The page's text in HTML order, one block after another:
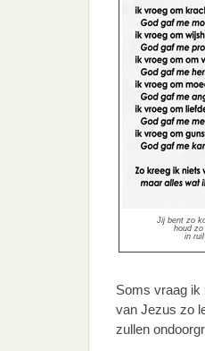
Jij bent zo
houd
in
Soms vraag ik
van Jezus zo
zullen